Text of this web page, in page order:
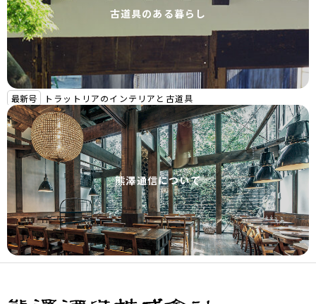
古道具のある暮らし
最新号 トラットリアのインテリアと古道具
熊澤通信について